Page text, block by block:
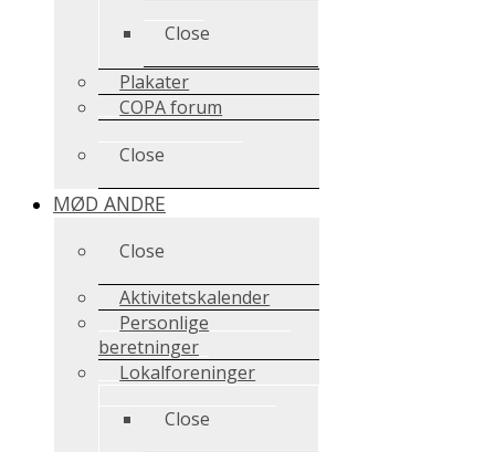
Close
Plakater
COPA forum
Close
MØD ANDRE
Close
Aktivitetskalender
Personlige
beretninger
Lokalforeninger
Close